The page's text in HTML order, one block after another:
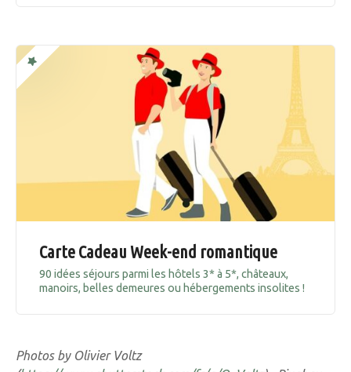
Carte Cadeau Week-end romantique
90 idées séjours parmi les hôtels 3* à 5*, châteaux,
manoirs, belles demeures ou hébergements insolites !
Photos by Olivier Voltz